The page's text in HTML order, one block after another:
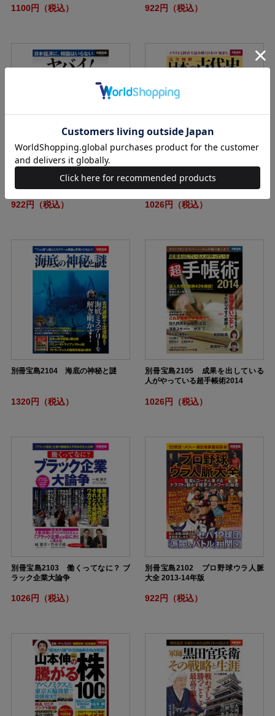
1100円（税込） 922円（税込）
別冊宝島2107 ヤバイ！ 韓国経済
922円（税込）
別冊宝島2108 完全図解 日本の古
代史
1026円（税込）
別冊宝島2104 海底の神秘と謎
1320円（税込）
別冊宝島2105 成果を出している
人がやっている超手帳術2014
1026円（税込）
別冊宝島2103 働くってなに？ ブ
ラック企業大論争
1026円（税込）
別冊宝島2102 プロ野球ウラ人脈
大全 2013-14年版
922円（税込）